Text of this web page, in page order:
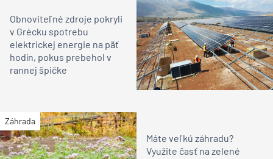
Obnoviteľné zdroje pokryli
v Grécku spotrebu
elektrickej energie na päť
hodín, pokus prebehol v
rannej špičke
Záhrada
Máte veľkú záhradu?
Využite časť na zelené